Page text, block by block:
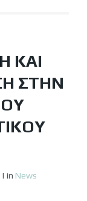
ΚΑΙ
ΣΤΗΝ
| in News